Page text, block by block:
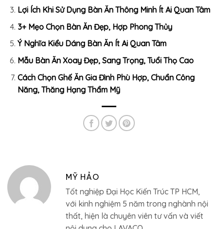
Lợi Ích Khi Sử Dụng Bàn Ăn Thông Minh Ít Ai Quan Tâm
3+ Mẹo Chọn Bàn Ăn Đẹp, Hợp Phong Thủy
Ý Nghĩa Kiểu Dáng Bàn Ăn Ít Ai Quan Tâm
Mẫu Bàn Ăn Xoay Đẹp, Sang Trọng, Tuổi Thọ Cao
Cách Chọn Ghế Ăn Gia Đình Phù Hợp, Chuẩn Công
Năng, Thăng Hạng Thẩm Mỹ
MỸ HẢO
Tốt nghiệp Đại Học Kiến Trúc TP HCM,
với kinh nghiệm 5 năm trong nghành nội
thất, hiện là chuyên viên tư vấn và viết